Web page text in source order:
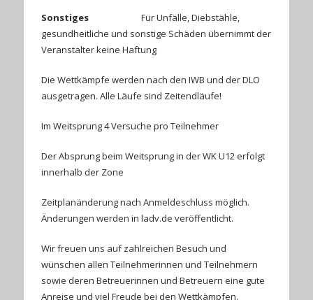
Sonstiges
Für Unfälle, Diebstähle,
gesundheitliche und sonstige Schäden übernimmt der
Veranstalter keine Haftung
Die Wettkämpfe werden nach den IWB und der DLO
ausgetragen. Alle Läufe sind Zeitendläufe!
Im Weitsprung 4 Versuche pro Teilnehmer
Der Absprung beim Weitsprung in der WK U12 erfolgt
innerhalb der Zone
Zeitplanänderung nach Anmeldeschluss möglich.
Änderungen werden in ladv.de veröffentlicht.
Wir freuen uns auf zahlreichen Besuch und
wünschen allen Teilnehmerinnen und Teilnehmern
sowie deren Betreuerinnen und Betreuern eine gute
Anreise und viel Freude bei den Wettkämpfen.